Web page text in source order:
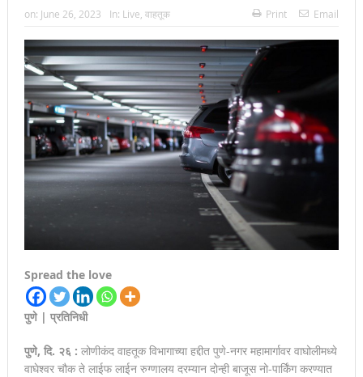
on: June 26, 2023 In: Live वाहतूक Print Email
Spread the love
पुणे | प्रतिनिधी
पुणे, दि. २६ : लोणीकंद वाहतूक विभागाच्या हद्दीत पुणे-नगर महामार्गावर वाघोलीमध्ये
वाघेश्वर चौक ते लाईफ लाईन रुग्णालय दरम्यान दोन्ही बाजूस नो-पार्किंग करण्यात